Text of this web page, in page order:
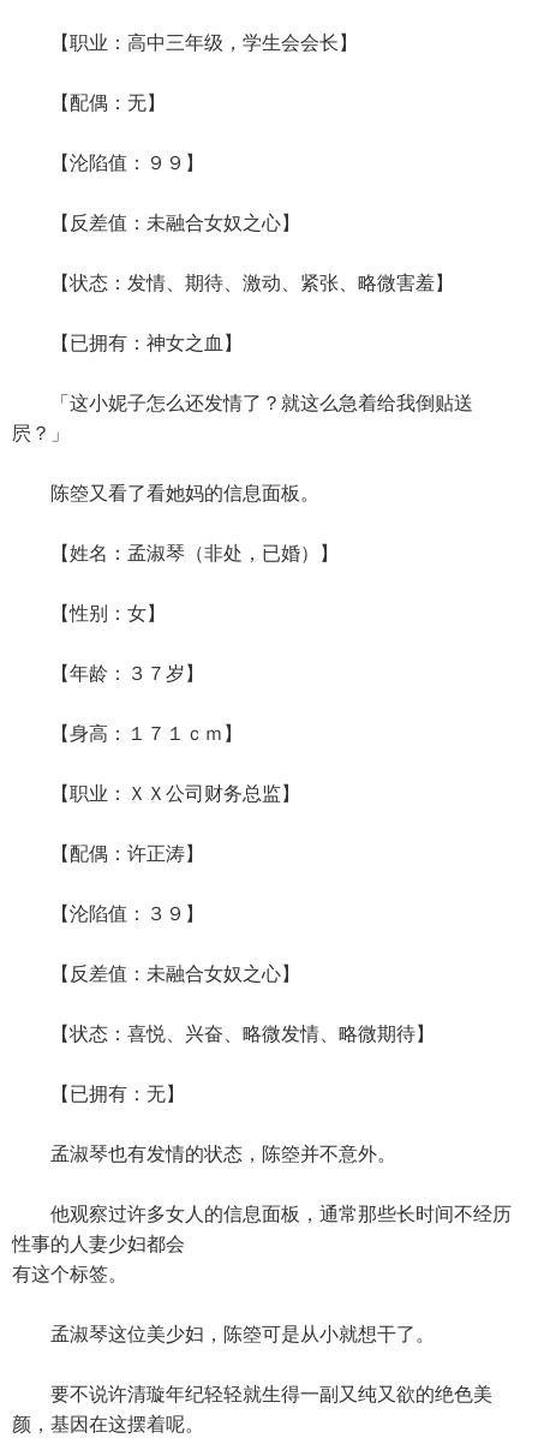
【职业：高中三年级，学生会会长】
【配偶：无】
【沦陷值：９９】
【反差值：未融合女奴之心】
【状态：发情、期待、激动、紧张、略微害羞】
【已拥有：神女之血】
「这小妮子怎么还发情了？就这么急着给我倒贴送
屄？」
陈箜又看了看她妈的信息面板。
【姓名：孟淑琴（非处，已婚）】
【性别：女】
【年龄：３７岁】
【身高：１７１ｃｍ】
【职业：ＸＸ公司财务总监】
【配偶：许正涛】
【沦陷值：３９】
【反差值：未融合女奴之心】
【状态：喜悦、兴奋、略微发情、略微期待】
【已拥有：无】
孟淑琴也有发情的状态，陈箜并不意外。
他观察过许多女人的信息面板，通常那些长时间不经历
性事的人妻少妇都会
有这个标签。
孟淑琴这位美少妇，陈箜可是从小就想干了。
要不说许清璇年纪轻轻就生得一副又纯又欲的绝色美
颜，基因在这摆着呢。